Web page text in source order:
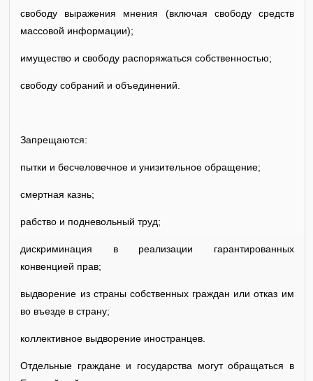
свободу выражения мнения (включая свободу средств
массовой информации);
имущество и свободу распоряжаться собственностью;
свободу собраний и объединений.
Запрещаются:
пытки и бесчеловечное и унизительное обращение;
смертная казнь;
рабство и подневольный труд;
дискриминация в реализации гарантированных
конвенцией прав;
выдворение из страны собственных граждан или отказ им
во въезде в страну;
коллективное выдворение иностранцев.
Отдельные граждане и государства могут обращаться в